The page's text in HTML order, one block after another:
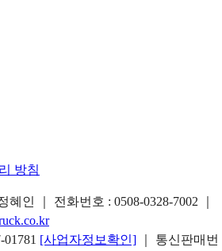
방침
혜인 ｜ 전화번호 : 0508-0328-7002
[사업자정보확인]
｜ 통신판매번